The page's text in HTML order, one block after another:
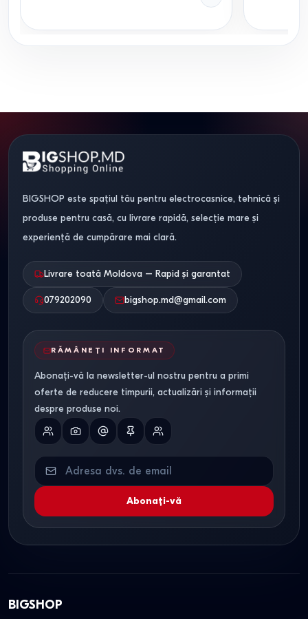
BIGSHOP este spațiul tău pentru electrocasnice, tehnică și
produse pentru casă, cu livrare rapidă, selecție mare și
experiență de cumpărare mai clară.
Livrare toată Moldova – Rapid și garantat
079202090 bigshop.md@gmail.com
RĂMÂNEȚI INFORMAT
Abonați-vă la newsletter-ul nostru pentru a primi
oferte de reducere timpurii, actualizări și informații
despre produse noi.
Abonați-vă
BIGSHOP